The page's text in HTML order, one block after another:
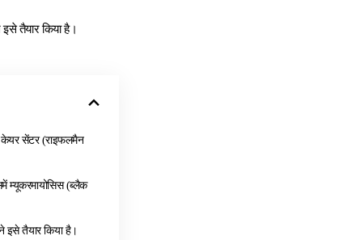
तैयार किया है।
केयर सेंटर (राइफलमैन
म्यूकरमायोसिस (ब्लैक
इसे तैयार किया है।